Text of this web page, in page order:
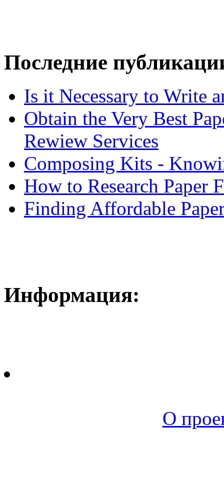
Последние
Is it Necessary to Write
Obtain the Very Best
Rewiew Services
Composing Kits -
How to Research Paper
Finding Affordable
Информация:
О